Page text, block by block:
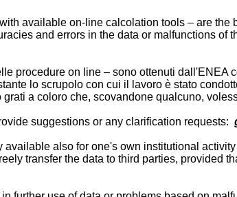
available on-line calcolation tools – are the
and errors in the data or malfunctions of
procedure on line – sono ottenuti dall'ENEA
lo scrupolo con cui il lavoro è stato
a coloro che, scovandone qualcuno,
suggestions or any clarification requests:
also for one's own institutional
transfer the data to third parties, provided